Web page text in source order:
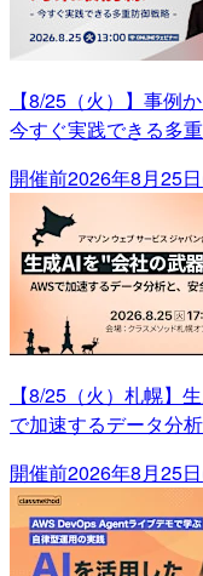
【8/25（火）】事例
今すぐ実践できる多
開催前2026年8月25
【8/25（火）札幌】
で加速するデータ分
開催前2026年8月25